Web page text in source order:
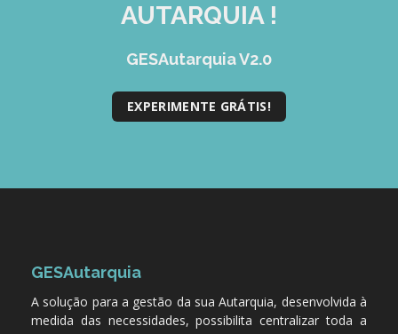
AUTARQUIA !
GESAutarquia V2.0
EXPERIMENTE GRÁTIS!
GESAutarquia
A solução para a gestão da sua Autarquia, desenvolvida à
medida das necessidades, possibilita centralizar toda a